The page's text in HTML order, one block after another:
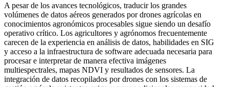
A pesar de los avances tecnológicos, traducir los grandes
volúmenes de datos aéreos generados por drones agrícolas en
conocimientos agronómicos procesables sigue siendo un desafío
operativo crítico. Los agricultores y agrónomos frecuentemente
carecen de la experiencia en análisis de datos, habilidades en SIG
y acceso a la infraestructura de software adecuada necesaria para
procesar e interpretar de manera efectiva imágenes
multiespectrales, mapas NDVI y resultados de sensores. La
integración de datos recopilados por drones con los sistemas de